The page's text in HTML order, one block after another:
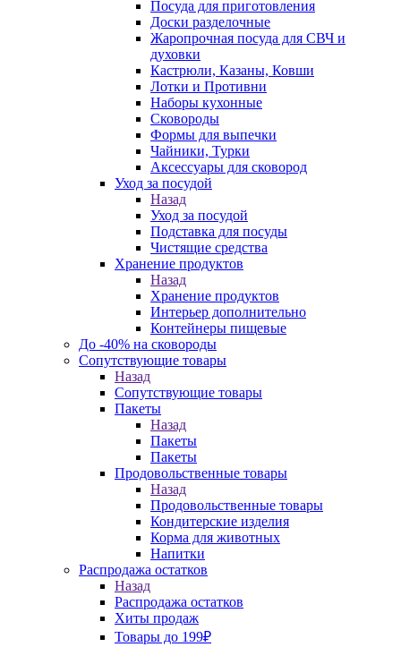
Посуда для приготовления
Доски разделочные
Жаропрочная посуда для СВЧ и
духовки
Кастрюли, Казаны, Ковши
Лотки и Противни
Наборы кухонные
Сковороды
Формы для выпечки
Чайники, Турки
Аксессуары для сковород
Уход за посудой
Назад
Уход за посудой
Подставка для посуды
Чистящие средства
Хранение продуктов
Назад
Хранение продуктов
Интерьер дополнительно
Контейнеры пищевые
До -40% на сковороды
Сопутствующие товары
Назад
Сопутствующие товары
Пакеты
Назад
Пакеты
Пакеты
Продовольственные товары
Назад
Продовольственные товары
Кондитерские изделия
Корма для животных
Напитки
Распродажа остатков
Назад
Распродажа остатков
Хиты продаж
Товары до 199₽